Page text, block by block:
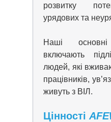
розвитку
урядових та
Наші
включають
людей, які
працівників,
живуть з ВІЛ.
Цінності